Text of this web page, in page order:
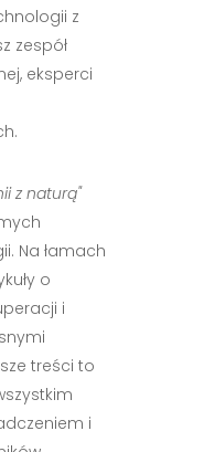
z
zespół
eksperci
z naturą"
Na łamach
o
i
treści to
i